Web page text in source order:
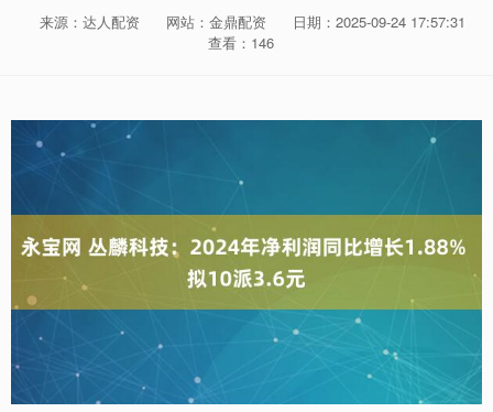
来源：达人配资 网站：金鼎配资
日期：2025-09-24 17:57:31
查看：146